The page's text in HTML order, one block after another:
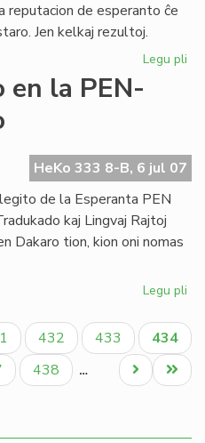
reputacion de esperanto ĉe
Jen kelkaj rezultoj.
Legu pli
en la PEN-
HeKo 333 8-B, 6 jul 07
de la Esperanta PEN
kaj Lingvaj Rajtoj
Dakaro tion, kion oni nomas
Legu pli
en
la
Paĝo
432 Paĝo
433
Aktuala
paĝo
434
Paĝo
438 …
Last
page
Next
page